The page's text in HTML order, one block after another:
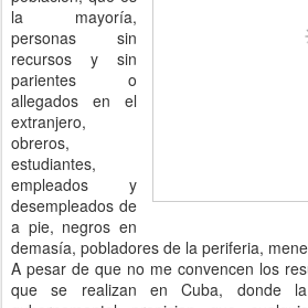
la mayoría,
personas sin
recursos y sin
parientes o
allegados en el
extranjero,
obreros,
estudiantes,
empleados y
desempleados de
a pie, negros en
demasía, pobladores de la periferia,
A pesar de que no me convencen los
que se realizan en Cuba, donde